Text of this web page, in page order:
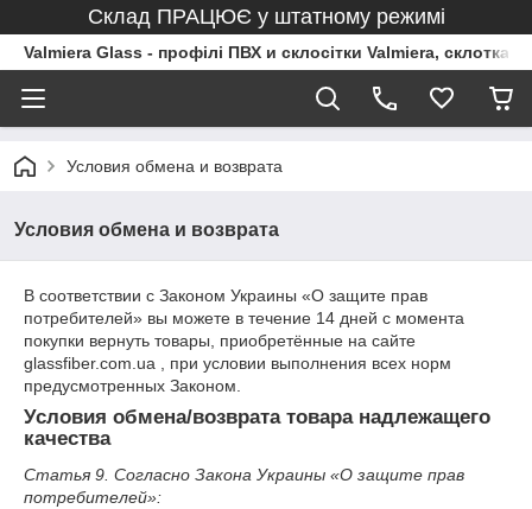
Склад ПРАЦЮЄ у штатному режимі
Valmiera Glass - профілі ПВХ и склосітки Valmiera,
Условия обмена и возврата
Условия обмена и возврата
В соответствии с Законом Украины «О защите прав
потребителей» вы можете в течение 14 дней с момента
покупки вернуть товары, приобретённые на сайте
glassfiber.com.ua , при условии выполнения всех норм
предусмотренных Законом.
Условия обмена/возврата товара надлежащего
качества
Статья 9. Согласно Закона Украины «О защите прав
потребителей»: